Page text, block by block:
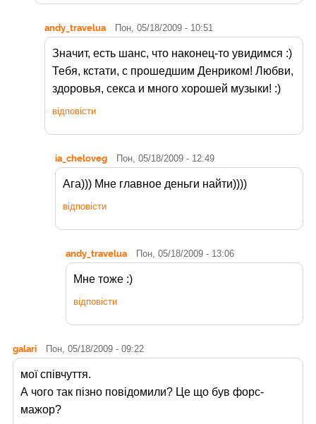
andy_travelua Пон, 05/18/2009 - 10:51
Значит, есть шанс, что наконец-то увидимся :)
Тебя, кстати, с прошедшим Денриком! Любви,
здоровья, секса и много хорошей музыки! :)
відповісти
ia_cheloveg Пон, 05/18/2009 - 12:49
Ага))) Мне главное деньги найти))))
відповісти
andy_travelua Пон, 05/18/2009 - 13:06
Мне тоже :)
відповісти
galari Пон, 05/18/2009 - 09:22
мої співчуття.
А чого так пізно повідомили? Це що був форс-
мажор?